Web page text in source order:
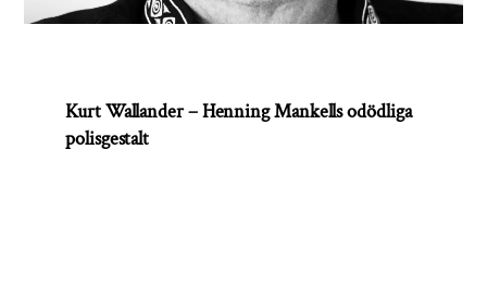
Kurt Wallander – Henning Mankells odödliga
polisgestalt